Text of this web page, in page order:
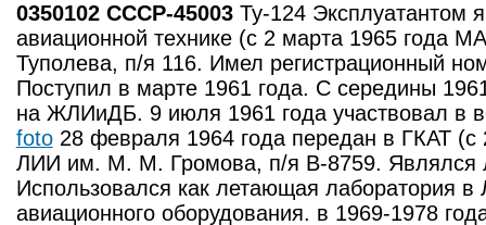
0350102 СССР-45003Ту-124
авиационной технике (с 2 марта 1965 года
Туполева, п/я 116. Имел регистрационный
Поступил в марте 1961 года. С середины
на ЖЛИиДБ. 9 июля 1961 года участвовал в
foto28 февраля 1964 года передан в ГКАТ
ЛИИ им. М. М. Громова, п/я В-8759. Являлся
Использовался как летающая лаборатория в
авиационного оборудования. в 1969-1978